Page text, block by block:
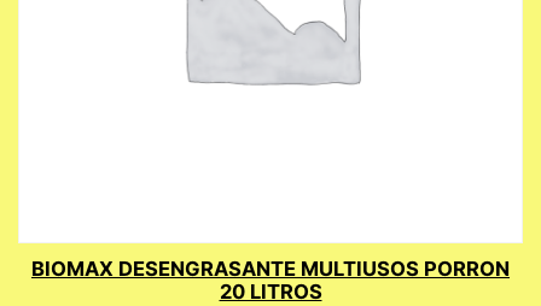
BIOMAX DESENGRASANTE MULTIUSOS PORRON
20 LITROS